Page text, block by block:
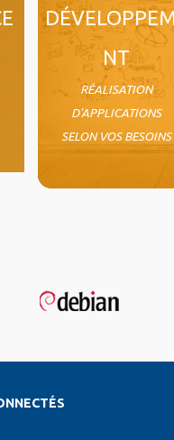
NT
RÉALISATION
D'APPLICATIONS
SELON VOS BESOINS